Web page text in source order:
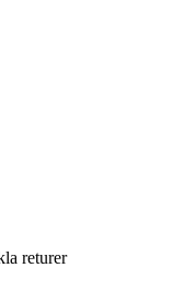
returer